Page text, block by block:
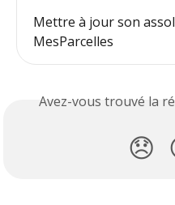
Mettre à jour son
MesParcelles
Avez-vous trouvé la
😞